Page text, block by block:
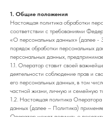
1. Общие положения
Настоящая политика обработки
соответствии с требованиями
«О персональных данных» (далее -
порядок обработки персональных
персональных данных,
1.1. Оператор ставит своей
деятельности соблюдение прав и
его персональных данных, в том
частной жизни, личную и семейную
1.2. Настоящая политика
данных (далее – Политика)